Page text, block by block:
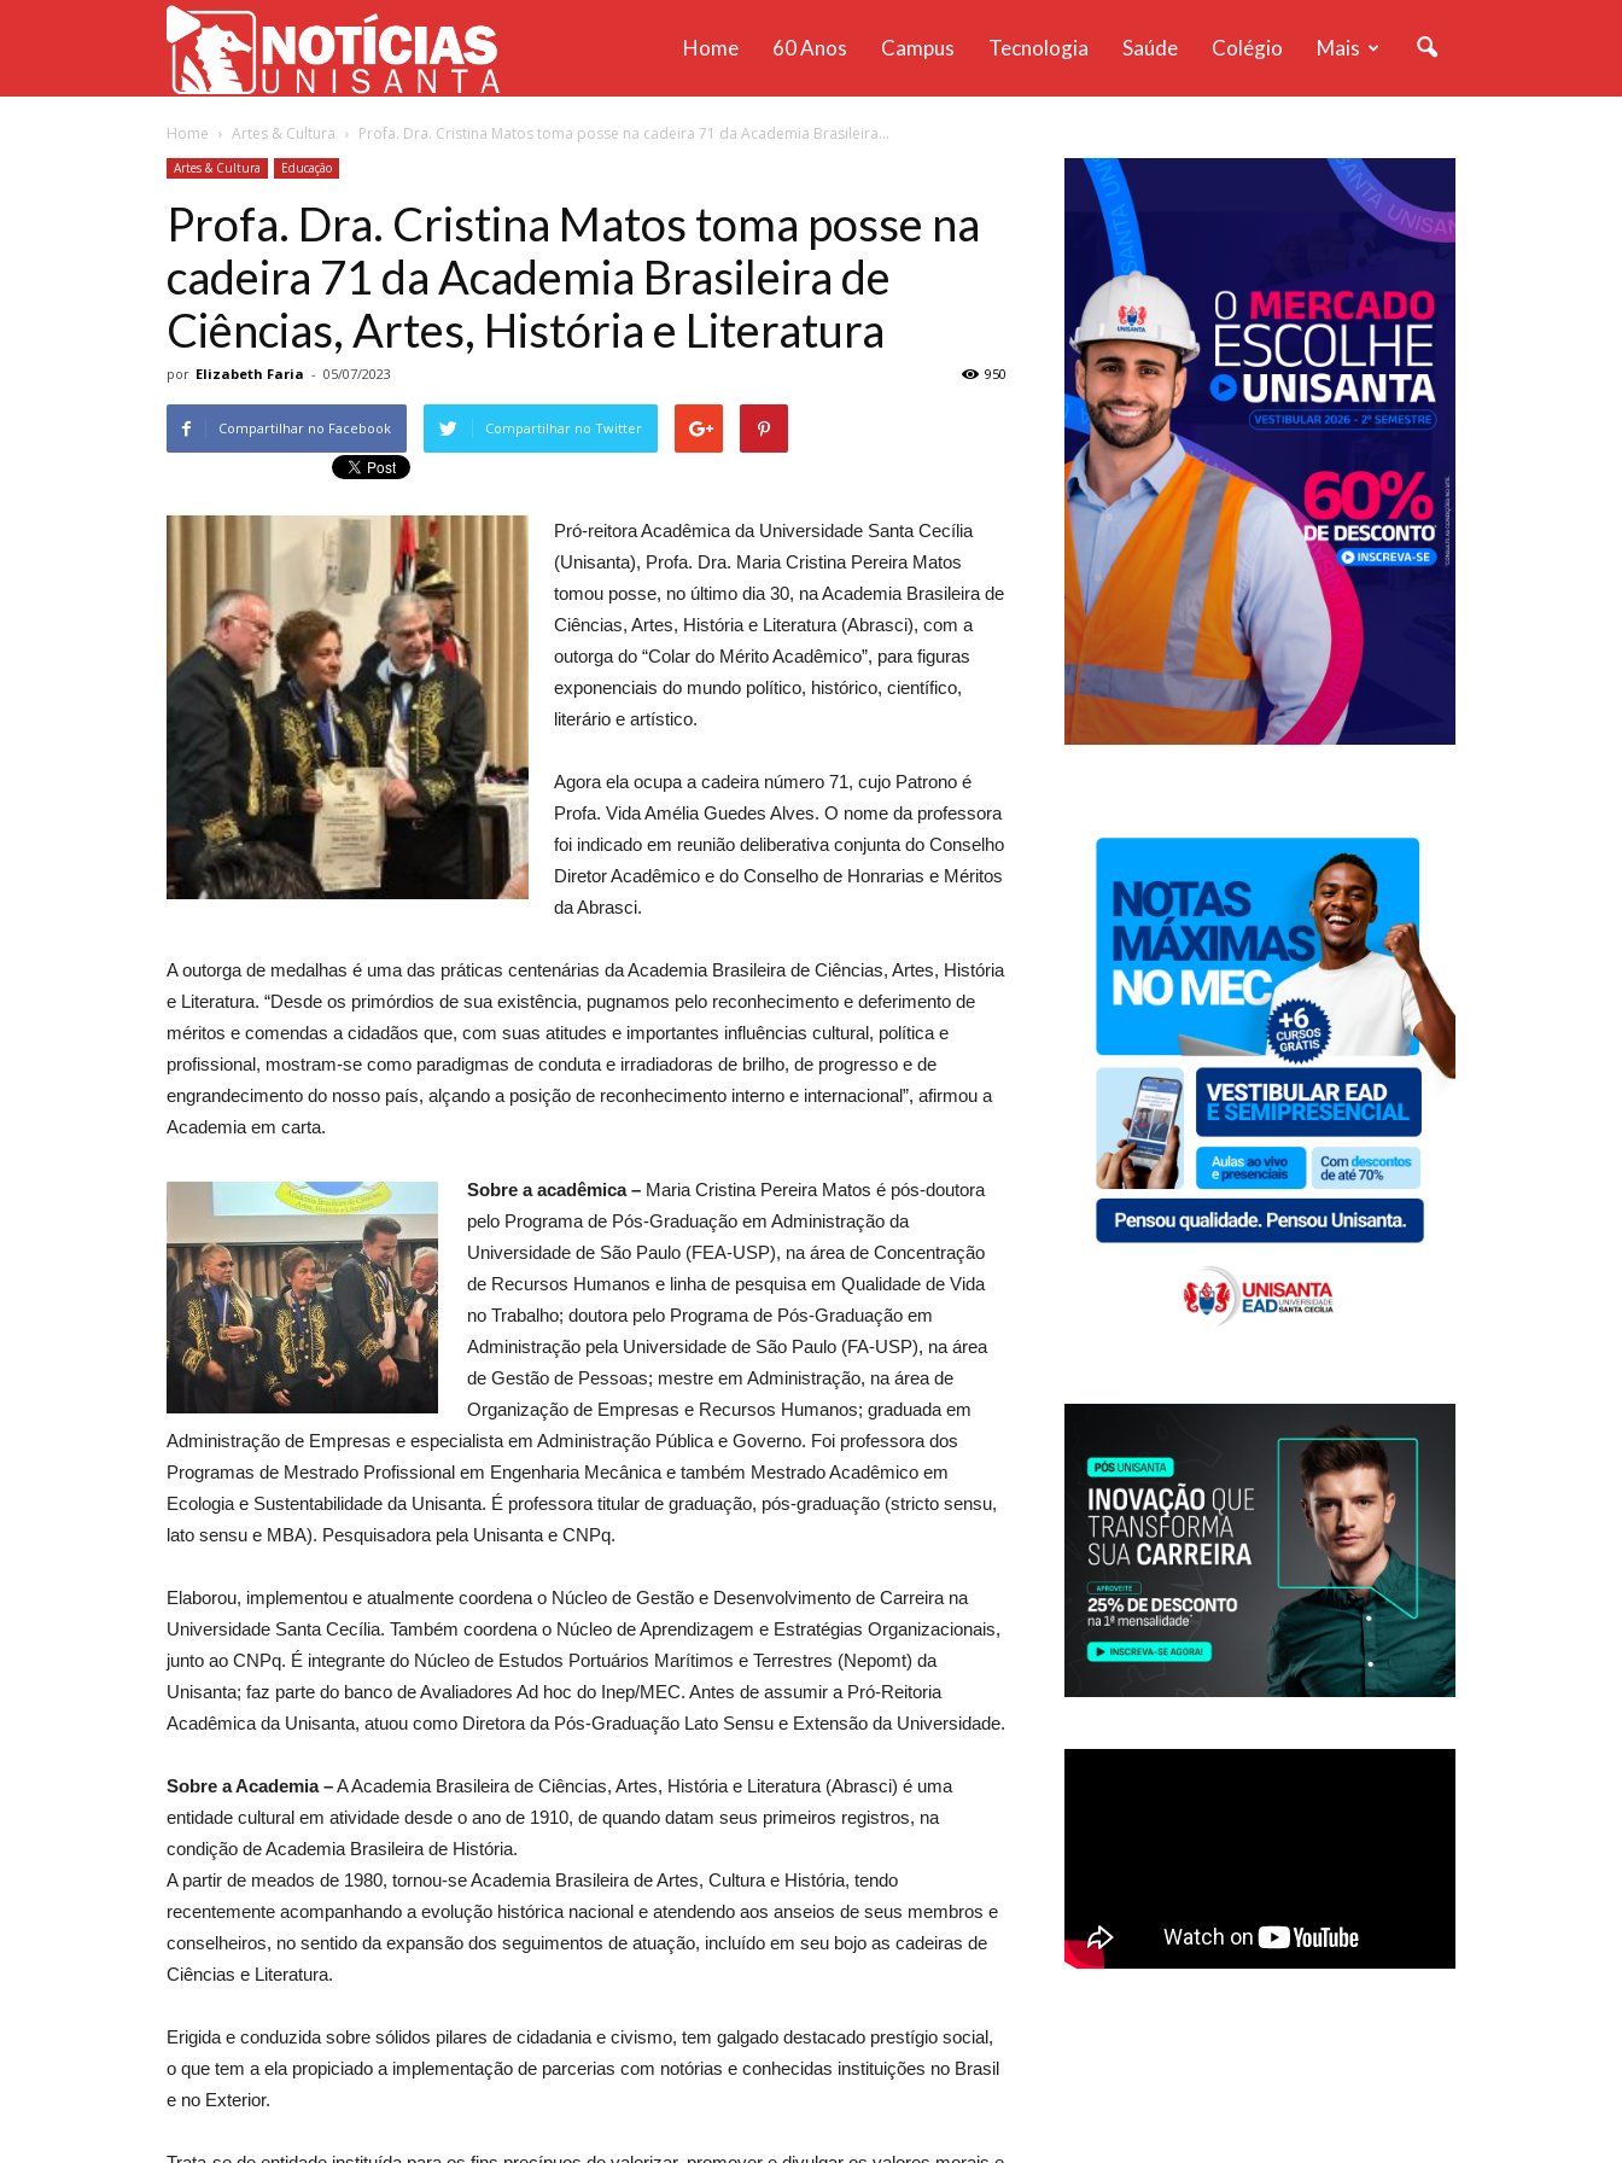
Unisanta
Home 60 Anos Campus Tecnologia Saúde Colégio Mais
Home Artes & Cultura Profa. Dra. Cristina Matos toma posse na cadeira 71 da Academia Brasileira...
Artes & Cultura Educação
Profa. Dra. Cristina Matos toma posse na
cadeira 71 da Academia Brasileira de
Ciências, Artes, História e Literatura
por Elizabeth Faria - 05/07/2023 950
Compartilhar no Facebook Compartilhar no Twitter
Pró-reitora Acadêmica da Universidade Santa Cecília
(Unisanta), Profa. Dra. Maria Cristina Pereira Matos
tomou posse, no último dia 30, na Academia Brasileira de
Ciências, Artes, História e Literatura (Abrasci), com a
outorga do “Colar do Mérito Acadêmico”, para figuras
exponenciais do mundo político, histórico, científico,
literário e artístico.
Agora ela ocupa a cadeira número 71, cujo Patrono é
Profa. Vida Amélia Guedes Alves. O nome da professora
foi indicado em reunião deliberativa conjunta do Conselho
Diretor Acadêmico e do Conselho de Honrarias e Méritos
da Abrasci.
A outorga de medalhas é uma das práticas centenárias da Academia Brasileira de Ciências, Artes, História
e Literatura. “Desde os primórdios de sua existência, pugnamos pelo reconhecimento e deferimento de
méritos e comendas a cidadãos que, com suas atitudes e importantes influências cultural, política e
profissional, mostram-se como paradigmas de conduta e irradiadoras de brilho, de progresso e de
engrandecimento do nosso país, alçando a posição de reconhecimento interno e internacional”, afirmou a
Academia em carta.
Sobre a acadêmica – Maria Cristina Pereira Matos é pós-doutora
pelo Programa de Pós-Graduação em Administração da
Universidade de São Paulo (FEA-USP), na área de Concentração
de Recursos Humanos e linha de pesquisa em Qualidade de Vida
no Trabalho; doutora pelo Programa de Pós-Graduação em
Administração pela Universidade de São Paulo (FA-USP), na área
de Gestão de Pessoas; mestre em Administração, na área de
Organização de Empresas e Recursos Humanos; graduada em
Administração de Empresas e especialista em Administração Pública e Governo. Foi professora dos
Programas de Mestrado Profissional em Engenharia Mecânica e também Mestrado Acadêmico em
Ecologia e Sustentabilidade da Unisanta. É professora titular de graduação, pós-graduação (stricto sensu,
lato sensu e MBA). Pesquisadora pela Unisanta e CNPq.
Elaborou, implementou e atualmente coordena o Núcleo de Gestão e Desenvolvimento de Carreira na
Universidade Santa Cecília. Também coordena o Núcleo de Aprendizagem e Estratégias Organizacionais,
junto ao CNPq. É integrante do Núcleo de Estudos Portuários Marítimos e Terrestres (Nepomt) da
Unisanta; faz parte do banco de Avaliadores Ad hoc do Inep/MEC. Antes de assumir a Pró-Reitoria
Acadêmica da Unisanta, atuou como Diretora da Pós-Graduação Lato Sensu e Extensão da Universidade.
Sobre a Academia –A Academia Brasileira de Ciências, Artes, História e Literatura (Abrasci) é uma
entidade cultural em atividade desde o ano de 1910, de quando datam seus primeiros registros, na
condição de Academia Brasileira de História.
A partir de meados de 1980, tornou-se Academia Brasileira de Artes, Cultura e História, tendo
recentemente acompanhando a evolução histórica nacional e atendendo aos anseios de seus membros e
conselheiros, no sentido da expansão dos seguimentos de atuação, incluído em seu bojo as cadeiras de
Ciências e Literatura.
Erigida e conduzida sobre sólidos pilares de cidadania e civismo, tem galgado destacado prestígio social,
o que tem a ela propiciado a implementação de parcerias com notórias e conhecidas instituições no Brasil
e no Exterior.